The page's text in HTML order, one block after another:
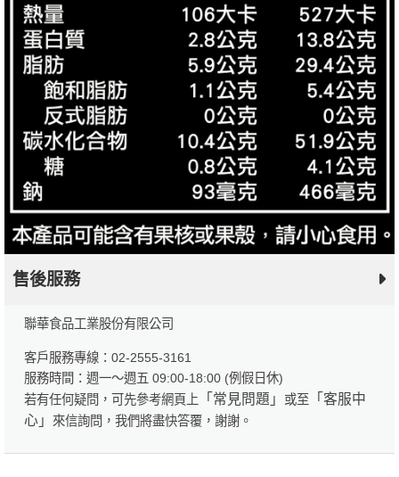
售後服務
聯華食品工業股份有限公司
客戶服務專線：02-2555-3161
服務時間：週一～週五 09:00-18:00 (例假日休)
若有任何疑問，可先參考網頁上 「常見問題」 或至「客服中
心」
來信詢問，我們將盡快答覆，謝謝。